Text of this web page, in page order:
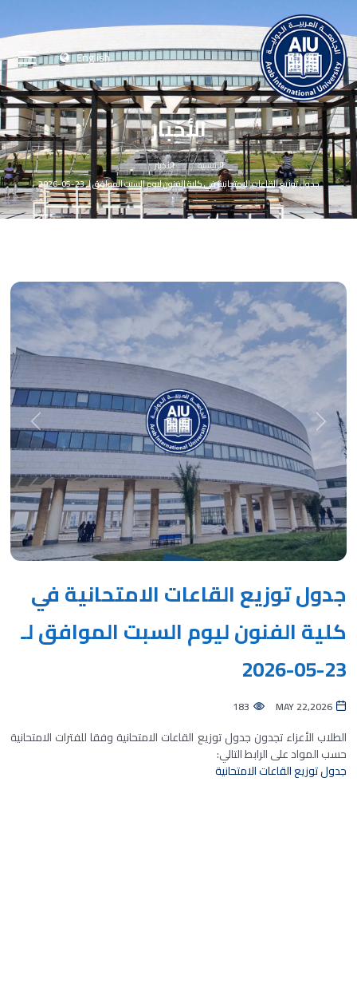
English
الأخبار
الرئيسية
الأخبار
جدول توزيع القاعات الامتحانية في كلية الفنون ليوم السبت الموافق لـ 23-05-2026
Previous
Next
جدول توزيع القاعات الامتحانية في
كلية الفنون ليوم السبت الموافق لـ
23-05-2026
MAY 22,2026
183
الطلاب الأعزاء تجدون جدول توزيع القاعات الامتحانية وفقا للفترات الامتحانية
حسب المواد على الرابط التالي:
جدول توزيع القاعات الامتحانية